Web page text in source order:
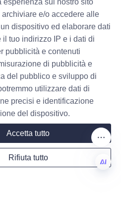
esperienza sul nostro sito
e/o accedere alle
dispositivo ed elaborare dati
il tuo indirizzo IP e i dati di
pubblicità e contenuti
di pubblicità e
del pubblico e sviluppo di
utilizzare dati di
precisi e identificazione
del dispositivo.
Accetta tutto
Rifiuta tutto